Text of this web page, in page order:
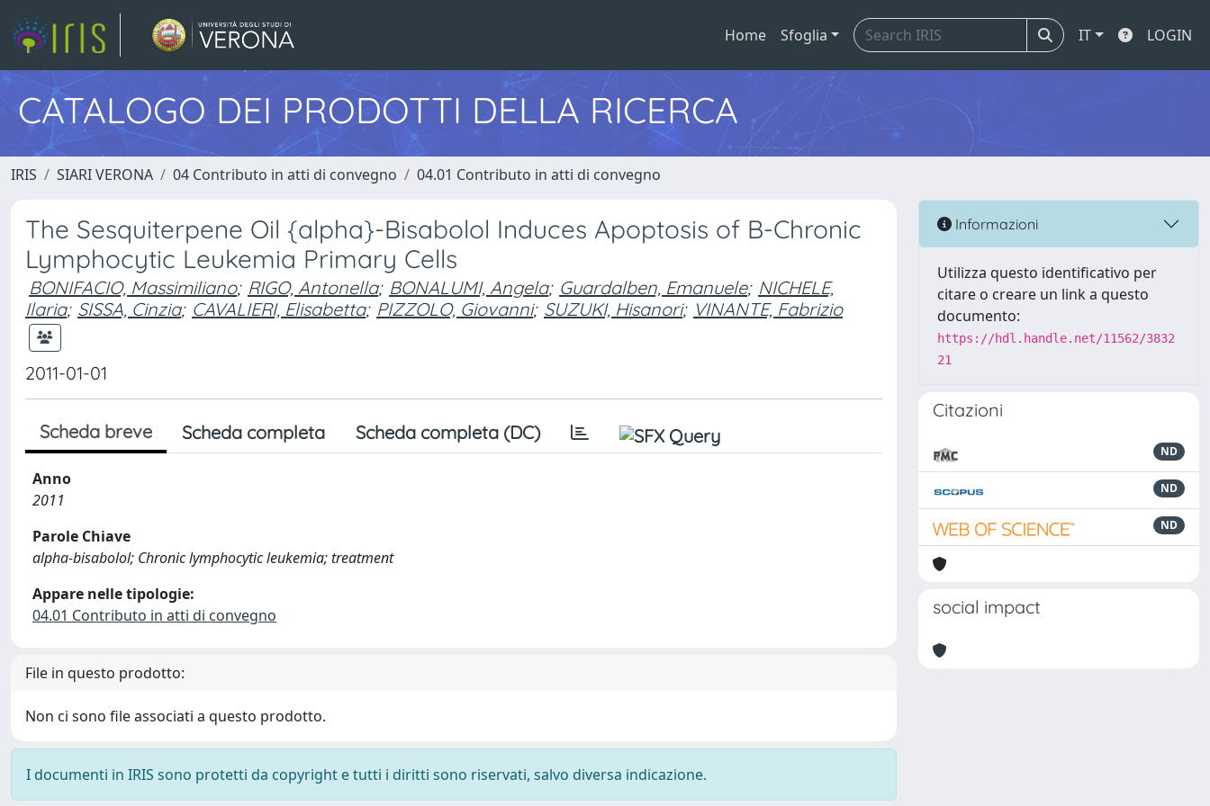
Home Sfoglia IT LOGIN
CATALOGO DEI PRODOTTI DELLA RICERCA
IRIS SIARI VERONA 04 Contributo in atti di convegno 04.01 Contributo in atti di convegno
The Sesquiterpene Oil {alpha}-Bisabolol Induces Apoptosis of B-Chronic
Lymphocytic Leukemia Primary Cells
BONIFACIO, Massimiliano; RIGO, Antonella; BONALUMI, Angela; Guardalben, Emanuele; NICHELE,
Ilaria; SISSA, Cinzia; CAVALIERI, Elisabetta; PIZZOLO, Giovanni; SUZUKI, Hisanori; VINANTE, Fabrizio
2011-01-01
Scheda breve Scheda completa Scheda completa (DC)
Anno
2011
Parole Chiave
alpha-bisabolol; Chronic lymphocytic leukemia; treatment
Appare nelle tipologie:
04.01 Contributo in atti di convegno
File in questo prodotto:
Non ci sono file associati a questo prodotto.
I documenti in IRIS sono protetti da copyright e tutti i diritti sono riservati, salvo diversa indicazione.
Informazioni
Utilizza questo identificativo per
citare o creare un link a questo
documento:
https://hdl.handle.net/11562/3832
21
Citazioni
ND
ND
ND
social impact